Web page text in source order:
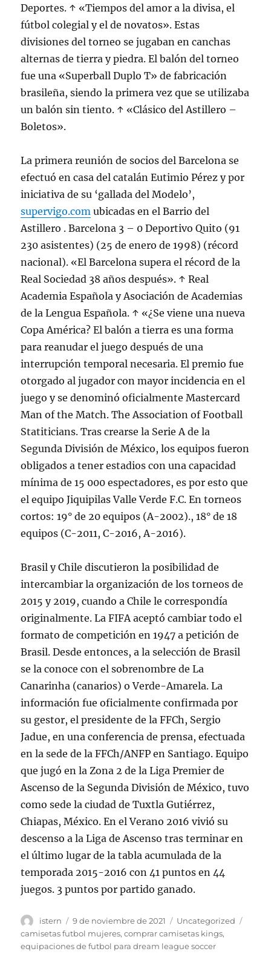
Deportes. ↑ «Tiempos del amor a la divisa, el
fútbol colegial y el de novatos». Estas
divisiones del torneo se jugaban en canchas
alternas de tierra y piedra. El balón del torneo
fue una «Superball Duplo T» de fabricación
brasileña, siendo la primera vez que se utilizaba
un balón sin tiento. ↑ «Clásico del Astillero –
Boletos».
La primera reunión de socios del Barcelona se
efectuó en casa del catalán Eutimio Pérez y por
iniciativa de su ‘gallada del Modelo’,
supervigo.com ubicadas en el Barrio del
Astillero . Barcelona 3 – 0 Deportivo Quito (91
230 asistentes) (25 de enero de 1998) (récord
nacional). «El Barcelona supera el récord de la
Real Sociedad 38 años después». ↑ Real
Academia Española y Asociación de Academias
de la Lengua Española. ↑ «¿Se viene una nueva
Copa América? El balón a tierra es una forma
para reanudar el juego después de una
interrupción temporal necesaria. El premio fue
otorgado al jugador con mayor incidencia en el
juego y se denominó oficialmente Mastercard
Man of the Match. The Association of Football
Statiticians. Tras crearse la Serie A de la
Segunda División de México, los equipos fueron
obligados a tener estadios con una capacidad
mínima de 15 000 espectadores, es por esto que
el equipo Jiquipilas Valle Verde F.C. En torneos
cortos: 19° de 20 equipos (A-2002)., 18° de 18
equipos (C-2011, C-2016, A-2016).
Brasil y Chile discutieron la posibilidad de
intercambiar la organización de los torneos de
2015 y 2019, cuando a Chile le correspondía
originalmente. La FIFA aceptó cambiar todo el
formato de competición en 1947 a petición de
Brasil. Desde entonces, a la selección de Brasil
se la conoce con el sobrenombre de La
Canarinha (canarios) o Verde-Amarela. La
información fue oficialmente confirmada por
su gestor, el presidente de la FFCh, Sergio
Jadue, en una conferencia de prensa, efectuada
en la sede de la FFCh/ANFP en Santiago. Equipo
que jugó en la Zona 2 de la Liga Premier de
Ascenso de la Segunda División de México, tuvo
como sede la ciudad de Tuxtla Gutiérrez,
Chiapas, México. En el Verano 2016 vivió su
descenso a la Liga de Ascenso tras terminar en
el último lugar de la tabla acumulada de la
temporada 2015-2016 con 41 puntos en 44
juegos. 3 puntos por partido ganado.
Autor
istern
Publicado
el
9 de noviembre de 2021 Categorías
Uncategorized
camisetas futbol mujeres,comprar camisetas kings,
equipaciones de futbol para dream league soccer